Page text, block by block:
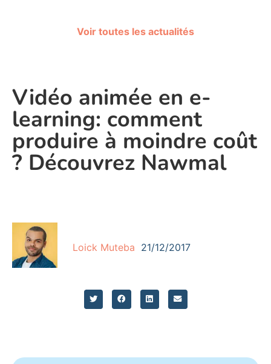
Voir toutes les actualités
Vidéo animée en e-
learning: comment
produire à moindre coût
? Découvrez Nawmal
Loick Muteba 21/12/2017